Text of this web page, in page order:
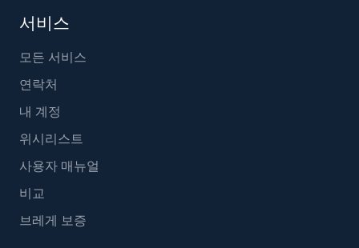
서비스
모든 서비스
연락처
내 계정
위시리스트
사용자 매뉴얼
비교
브레게 보증